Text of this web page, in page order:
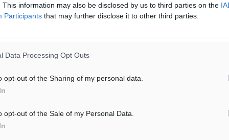
This information may also be disclosed by us to third parties on the
Participants that may further disclose it to other third parties.
Data Processing Opt Outs
opt-out of the Sharing of my personal data.
opt-out of the Sale of my Personal Data.
της, αλλά καταφέρνει
η συνολική αύξηση
Παράλληλα, η Ελλάδα
στην Ευρώπη,
55% τους
Είναι
για την περίοδο Ιουνίου
κατά τους υπόλοιπους